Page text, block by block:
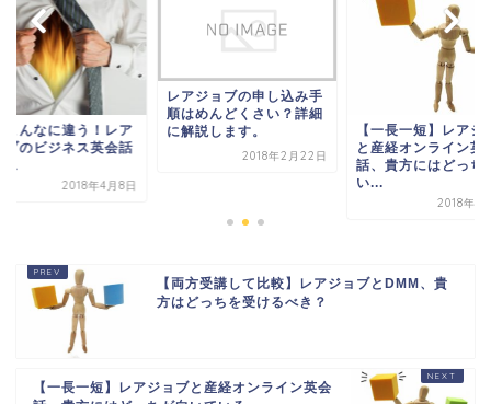
こんなに違う！レア
ブのビジネス英会話
ス
2018年4月8日
レアジョブの申し込み手
順はめんどくさい？詳細
に解説します。
2018年2月22日
【一長一短】レアジ
と産経オンライン英
話、貴方にはどっち
い...
2018年4
【両方受講して比較】レアジョブとDMM、貴
方はどっちを受けるべき？
【一長一短】レアジョブと産経オンライン英会